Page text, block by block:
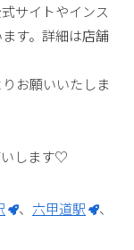
サイトやインス
す。詳細は店舗
お願いいたしま
いします♡
、 六甲道駅
、